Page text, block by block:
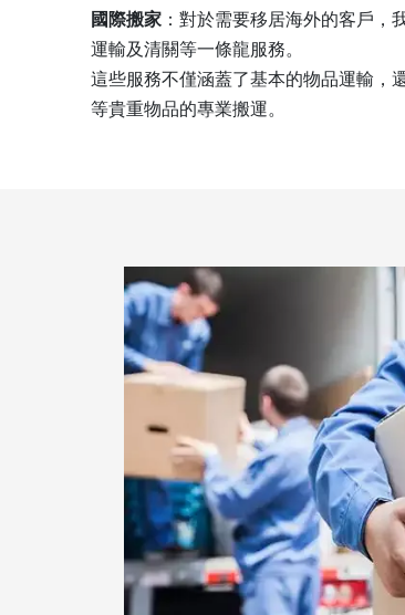
國際搬家 ：對於需要移居海外的客戶，
運輸及清關等一條龍服務。
這些服務不僅涵蓋了基本的物品運輸，
等貴重物品的專業搬運。